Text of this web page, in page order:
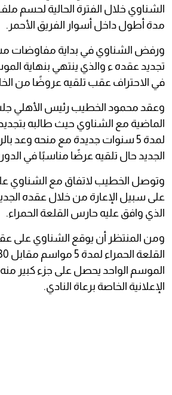
الشناوي خلال الفترة الحالية لحسم
مدة أطول داخل أسوار الفريق الأحمر.
ورفض الشناوي في بداية مفاوضات
تجديد عقده ء والذي ينتهي بنهاية
في الاحتراف عقب تلقيه عروضًا من
وعقد محمود الخطيب رئيس الأهلي
الماضية مع الشناوي حيث طالبه
لمدة 5 سنوات جديدة مع منحه وعد
الجديد حال تلقيه عرضًا مناسبًا في
وتوصل الخطيب لاتفاق مع الشناوي
على سبيل الإعارة من خلال عقده
الذي وافق عليه حارس القلعة الحمراء.
ومن المنتظر أن يوقع الشناوي على
الموسم الواحد يحصل على جزء كبير
الإعلانية الخاصة برعاة النادي.